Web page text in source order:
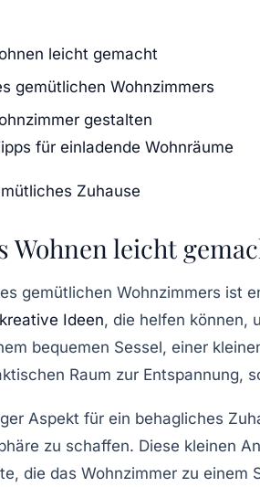
leicht gemacht
gemütlichen Wohnzimmers
gestalten
für einladende Wohnräume
Zuhause
Wohnen leicht
gemütlichen Wohnzimmers ist
kreative Ideen, die helfen können,
bequemen Sessel, einer
Raum zur Entspannung,
Aspekt für ein behagliches
zu schaffen. Diese kleinen
die das Wohnzimmer zu